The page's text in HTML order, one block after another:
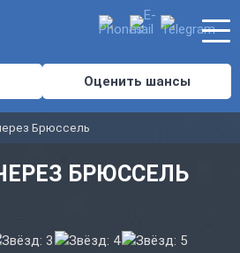
Оценить шансы
Брюссель
БРЮССЕЛЬ